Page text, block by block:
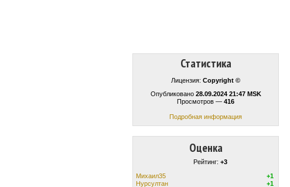
Статистика
Лицензия: Copyright ©
Опубликовано 28.09.2024 21:47 MSK
Просмотров — 416
Подробная информация
Оценка
Рейтинг: +3
Михаил35
+1
Нурсултан
+1